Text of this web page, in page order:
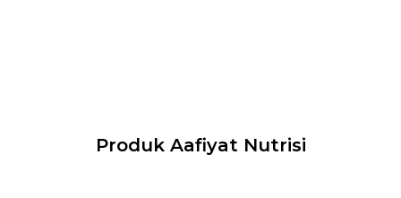
Produk Aafiyat Nutrisi